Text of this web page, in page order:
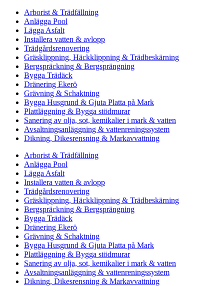
Arborist & Trädfällning
Anlägga Pool
Lägga Asfalt
Installera vatten & avlopp
Trädgårdsrenovering
Gräsklippning, Häckklippning & Trädbeskärning
Bergspräckning & Bergsprängning
Bygga Trädäck
Dränering Ekerö
Grävning & Schaktning
Bygga Husgrund & Gjuta Platta på Mark
Plattläggning & Bygga stödmurar
Sanering av olja, sot, kemikalier i mark & vatten
Avsaltningsanläggning & vattenreningssystem
Dikning, Dikesrensning & Markavvattning
Arborist & Trädfällning
Anlägga Pool
Lägga Asfalt
Installera vatten & avlopp
Trädgårdsrenovering
Gräsklippning, Häckklippning & Trädbeskärning
Bergspräckning & Bergsprängning
Bygga Trädäck
Dränering Ekerö
Grävning & Schaktning
Bygga Husgrund & Gjuta Platta på Mark
Plattläggning & Bygga stödmurar
Sanering av olja, sot, kemikalier i mark & vatten
Avsaltningsanläggning & vattenreningssystem
Dikning, Dikesrensning & Markavvattning